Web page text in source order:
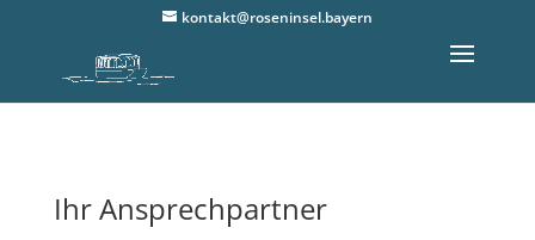
kontakt@roseninsel.bayern
Ihr Ansprechpartner